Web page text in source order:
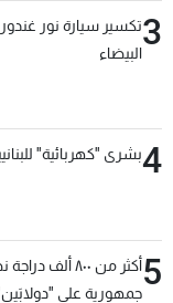
3تكسير سيارة نور
البيضاء
4بشرى "كهربائية"
5
أكثر من ٨٠٠
جمهورية على